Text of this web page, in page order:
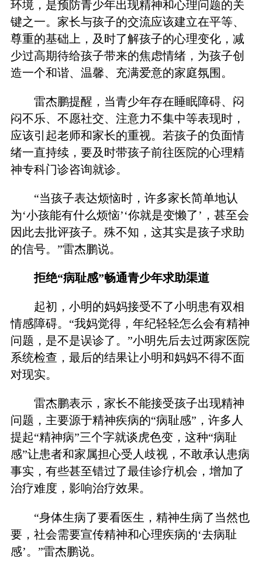
环境，是预防青少年出现精神和心理问题的关
键之一。家长与孩子的交流应该建立在平等、
尊重的基础上，及时了解孩子的心理变化，减
少过高期待给孩子带来的焦虑情绪，为孩子创
造一个和谐、温馨、充满爱意的家庭氛围。
雷杰鹏提醒，当青少年存在睡眠障碍、闷
闷不乐、不愿社交、注意力不集中等表现时，
应该引起老师和家长的重视。若孩子的负面情
绪一直持续，要及时带孩子前往医院的心理精
神专科门诊咨询就诊。
“当孩子表达烦恼时，许多家长简单地认
为‘小孩能有什么烦恼’‘你就是变懒了’，甚至会
因此去批评孩子。殊不知，这其实是孩子求助
的信号。”雷杰鹏说。
拒绝“病耻感”畅通青少年求助渠道
起初，小明的妈妈接受不了小明患有双相
情感障碍。“我妈觉得，年纪轻轻怎么会有精神
问题，是不是误诊了。”小明先后去过两家医院
系统检查，最后的结果让小明和妈妈不得不面
对现实。
雷杰鹏表示，家长不能接受孩子出现精神
问题，主要源于精神疾病的“病耻感”，许多人
提起“精神病”三个字就谈虎色变，这种“病耻
感”让患者和家属担心受人歧视，不敢承认患病
事实，有些甚至错过了最佳诊疗机会，增加了
治疗难度，影响治疗效果。
“身体生病了要看医生，精神生病了当然也
要，社会需要宣传精神和心理疾病的‘去病耻
感’。”雷杰鹏说。